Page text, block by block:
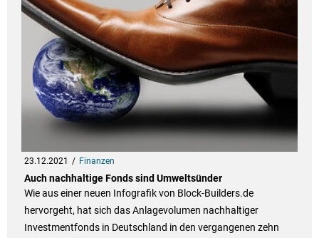
23.12.2021 Finanzen
Auch nachhaltige Fonds sind Umweltsünder
Wie aus einer neuen Infografik von Block-Builders.de
hervorgeht, hat sich das Anlagevolumen nachhaltiger
Investmentfonds in Deutschland in den vergangenen zehn